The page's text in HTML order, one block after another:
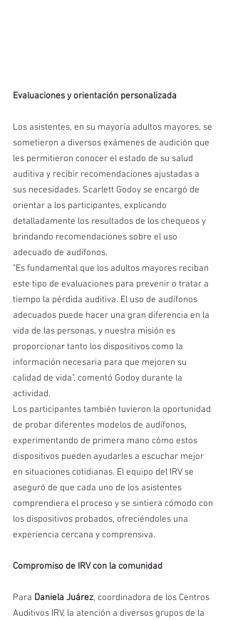
Evaluaciones y orientación personalizada
Los asistentes, en su mayoría adultos mayores, se
sometieron a diversos exámenes de audición que
les permitieron conocer el estado de su salud
auditiva y recibir recomendaciones ajustadas a
sus necesidades. Scarlett Godoy se encargó de
orientar a los participantes, explicando
detalladamente los resultados de los chequeos y
brindando recomendaciones sobre el uso
adecuado de audífonos.
"Es fundamental que los adultos mayores reciban
este tipo de evaluaciones para prevenir o tratar a
tiempo la pérdida auditiva. El uso de audífonos
adecuados puede hacer una gran diferencia en la
vida de las personas, y nuestra misión es
proporcionar tanto los dispositivos como la
información necesaria para que mejoren su
calidad de vida", comentó Godoy durante la
actividad.
Los participantes también tuvieron la oportunidad
de probar diferentes modelos de audífonos,
experimentando de primera mano cómo estos
dispositivos pueden ayudarles a escuchar mejor
en situaciones cotidianas. El equipo del IRV se
aseguró de que cada uno de los asistentes
comprendiera el proceso y se sintiera cómodo con
los dispositivos probados, ofreciéndoles una
experiencia cercana y comprensiva.
Compromiso de IRV con la comunidad
Para Daniela Juárez, coordinadora de los Centros
Auditivos IRV, la atención a diversos grupos de la